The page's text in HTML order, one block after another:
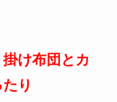
掛け布団とカ
り